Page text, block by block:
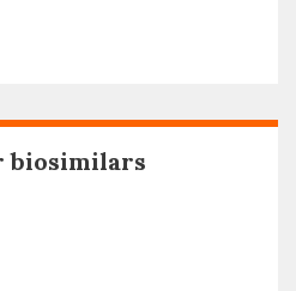
biosimilars